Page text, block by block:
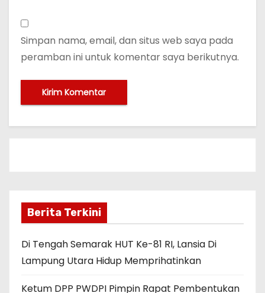
Simpan nama, email, dan situs web saya pada
peramban ini untuk komentar saya berikutnya.
Berita Terkini
Di Tengah Semarak HUT Ke-81 RI, Lansia Di
Lampung Utara Hidup Memprihatinkan
Ketum DPP PWDPI Pimpin Rapat Pembentukan